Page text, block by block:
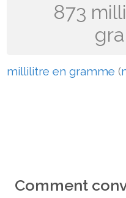
873
millilitre en gramme (
Comment